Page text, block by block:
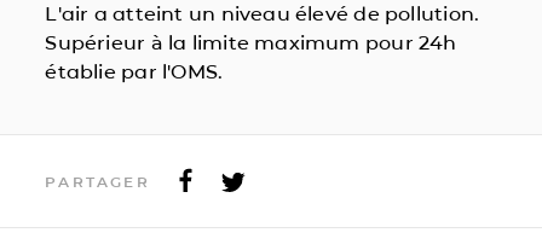
L'air a atteint un niveau élevé de pollution.
Supérieur à la limite maximum pour 24h
établie par l'OMS.
PARTAGER